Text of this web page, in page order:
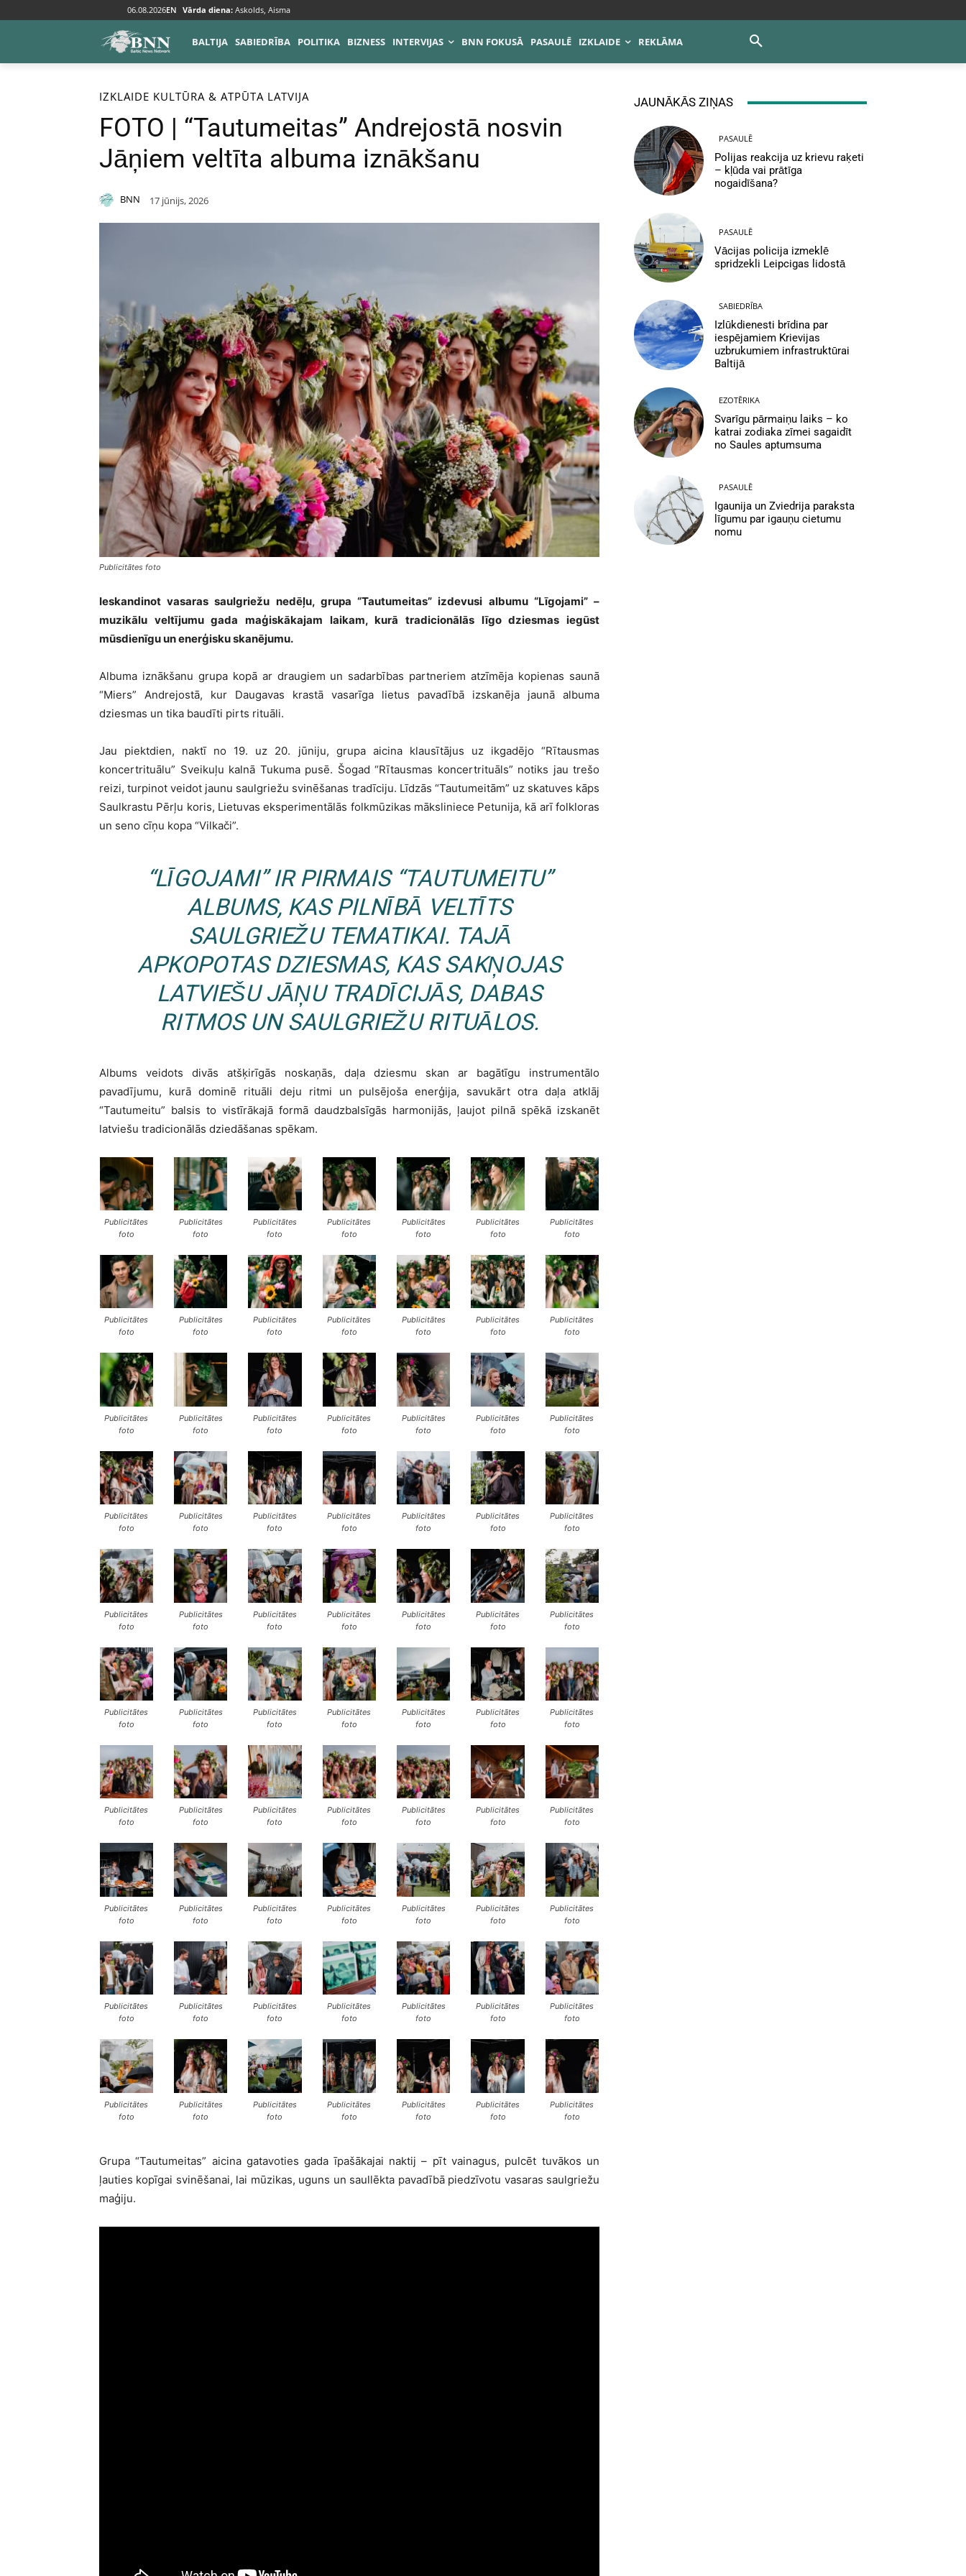
06.08.2026EN Vārda diena: Askolds, Aisma
BALTIJA SABIEDRĪBA POLITIKA BIZNESS INTERVIJAS BNN FOKUSĀ PASAULĒ IZKLAIDE REKLĀMA
Sākums Izklaide
IZKLAIDE KULTŪRA & ATPŪTA LATVIJA
FOTO | “Tautumeitas” Andrejostā nosvin
Jāņiem veltīta albuma iznākšanu
BNN 17 jūnijs, 2026
Publicitātes foto
Ieskandinot vasaras saulgriežu nedēļu, grupa “Tautumeitas” izdevusi albumu “Līgojami” –
muzikālu veltījumu gada maģiskākajam laikam, kurā tradicionālās līgo dziesmas iegūst
mūsdienīgu un enerģisku skanējumu.
Albuma iznākšanu grupa kopā ar draugiem un sadarbības partneriem atzīmēja kopienas saunā
“Miers” Andrejostā, kur Daugavas krastā vasarīga lietus pavadībā izskanēja jaunā albuma
dziesmas un tika baudīti pirts rituāli.
Jau piektdien, naktī no 19. uz 20. jūniju, grupa aicina klausītājus uz ikgadējo “Rītausmas
koncertrituālu” Sveikuļu kalnā Tukuma pusē. Šogad “Rītausmas koncertrituāls” notiks jau trešo
reizi, turpinot veidot jaunu saulgriežu svinēšanas tradīciju. Līdzās “Tautumeitām” uz skatuves kāps
Saulkrastu Pērļu koris, Lietuvas eksperimentālās folkmūzikas māksliniece Petunija, kā arī folkloras
un seno cīņu kopa “Vilkači”.
“LĪGOJAMI” IR PIRMAIS “TAUTUMEITU”
ALBUMS, KAS PILNĪBĀ VELTĪTS
SAULGRIEŽU TEMATIKAI. TAJĀ
APKOPOTAS DZIESMAS, KAS SAKŅOJAS
LATVIEŠU JĀŅU TRADĪCIJĀS, DABAS
RITMOS UN SAULGRIEŽU RITUĀLOS.
Albums veidots divās atšķirīgās noskaņās, daļa dziesmu skan ar bagātīgu instrumentālo
pavadījumu, kurā dominē rituāli deju ritmi un pulsējoša enerģija, savukārt otra daļa atklāj
“Tautumeitu” balsis to vistīrākajā formā daudzbalsīgās harmonijās, ļaujot pilnā spēkā izskanēt
latviešu tradicionālās dziedāšanas spēkam.
Publicitātes
foto
Publicitātes
foto
Publicitātes
foto
Publicitātes
foto
Publicitātes
foto
Publicitātes
foto
Publicitātes
foto
Publicitātes
foto
Publicitātes
foto
Publicitātes
foto
Publicitātes
foto
Publicitātes
foto
Publicitātes
foto
Publicitātes
foto
Publicitātes
foto
Publicitātes
foto
Publicitātes
foto
Publicitātes
foto
Publicitātes
foto
Publicitātes
foto
Publicitātes
foto
Publicitātes
foto
Publicitātes
foto
Publicitātes
foto
Publicitātes
foto
Publicitātes
foto
Publicitātes
foto
Publicitātes
foto
Publicitātes
foto
Publicitātes
foto
Publicitātes
foto
Publicitātes
foto
Publicitātes
foto
Publicitātes
foto
Publicitātes
foto
Publicitātes
foto
Publicitātes
foto
Publicitātes
foto
Publicitātes
foto
Publicitātes
foto
Publicitātes
foto
Publicitātes
foto
Publicitātes
foto
Publicitātes
foto
Publicitātes
foto
Publicitātes
foto
Publicitātes
foto
Publicitātes
foto
Publicitātes
foto
Publicitātes
foto
Publicitātes
foto
Publicitātes
foto
Publicitātes
foto
Publicitātes
foto
Publicitātes
foto
Publicitātes
foto
Publicitātes
foto
Publicitātes
foto
Publicitātes
foto
Publicitātes
foto
Publicitātes
foto
Publicitātes
foto
Publicitātes
foto
Publicitātes
foto
Publicitātes
foto
Publicitātes
foto
Publicitātes
foto
Publicitātes
foto
Publicitātes
foto
Publicitātes
foto
Grupa “Tautumeitas” aicina gatavoties gada īpašākajai naktij – pīt vainagus, pulcēt tuvākos un
ļauties kopīgai svinēšanai, lai mūzikas, uguns un saullēkta pavadībā piedzīvotu vasaras saulgriežu
maģiju.
JAUNĀKĀS ZIŅAS
PASAULĒ
Polijas reakcija uz krievu raķeti
– kļūda vai prātīga
nogaidīšana?
PASAULĒ
Vācijas policija izmeklē
spridzekli Leipcigas lidostā
SABIEDRĪBA
Izlūkdienesti brīdina par
iespējamiem Krievijas
uzbrukumiem infrastruktūrai
Baltijā
EZOTĒRIKA
Svarīgu pārmaiņu laiks – ko
katrai zodiaka zīmei sagaidīt
no Saules aptumsuma
PASAULĒ
Igaunija un Zviedrija paraksta
līgumu par igauņu cietumu
nomu